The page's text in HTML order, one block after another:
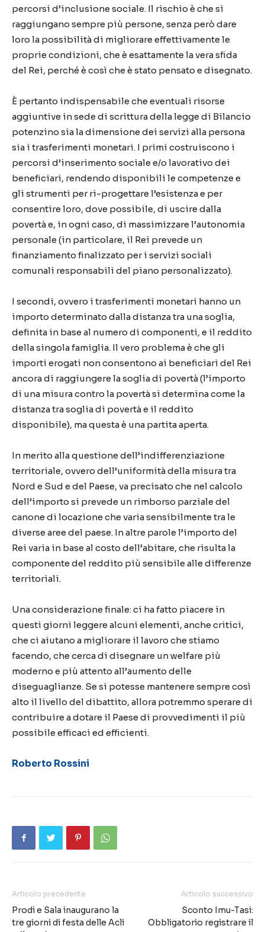
percorsi d’inclusione sociale. Il rischio è che si
raggiungano sempre più persone, senza però dare
loro la possibilità di migliorare effettivamente le
proprie condizioni, che è esattamente la vera sfida
del Rei, perché è così che è stato pensato e disegnato.
È pertanto indispensabile che eventuali risorse
aggiuntive in sede di scrittura della legge di Bilancio
potenzino sia la dimensione dei servizi alla persona
sia i trasferimenti monetari. I primi costruiscono i
percorsi d’inserimento sociale e/o lavorativo dei
beneficiari, rendendo disponibili le competenze e
gli strumenti per ri-progettare l’esistenza e per
consentire loro, dove possibile, di uscire dalla
povertà e, in ogni caso, di massimizzare l’autonomia
personale (in particolare, il Rei prevede un
finanziamento finalizzato per i servizi sociali
comunali responsabili del piano personalizzato).
I secondi, ovvero i trasferimenti monetari hanno un
importo determinato dalla distanza tra una soglia,
definita in base al numero di componenti, e il reddito
della singola famiglia. Il vero problema è che gli
importi erogati non consentono ai beneficiari del Rei
ancora di raggiungere la soglia di povertà (l’importo
di una misura contro la povertà si determina come la
distanza tra soglia di povertà e il reddito
disponibile), ma questa è una partita aperta.
In merito alla questione dell’indifferenziazione
territoriale, ovvero dell’uniformità della misura tra
Nord e Sud e del Paese, va precisato che nel calcolo
dell’importo si prevede un rimborso parziale del
canone di locazione che varia sensibilmente tra le
diverse aree del paese. In altre parole l’importo del
Rei varia in base al costo dell’abitare, che risulta la
componente del reddito più sensibile alle differenze
territoriali.
Una considerazione finale: ci ha fatto piacere in
questi giorni leggere alcuni elementi, anche critici,
che ci aiutano a migliorare il lavoro che stiamo
facendo, che cerca di disegnare un welfare più
moderno e più attento all’aumento delle
diseguaglianze. Se si potesse mantenere sempre così
alto il livello del dibattito, allora potremmo sperare di
contribuire a dotare il Paese di provvedimenti il più
possibile efficaci ed efficienti.
Roberto Rossini
Articolo precedente
Prodi e Sala inaugurano la
tre giorni di festa delle Acli
Articolo successivo
Sconto Imu-Tasi:
Obbligatorio registrare il